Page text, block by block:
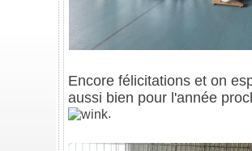
Encore félicitations et on
aussi bien pour l'année
.